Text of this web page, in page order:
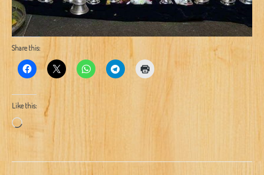
Share this:
Like this:
Loading…